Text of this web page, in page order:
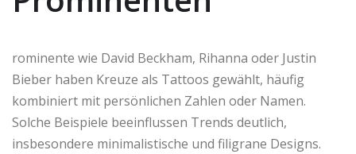
rominente wie David Beckham, Rihanna oder Justin
Bieber haben Kreuze als Tattoos gewählt, häufig
kombiniert mit persönlichen Zahlen oder Namen.
Solche Beispiele beeinflussen Trends deutlich,
insbesondere minimalistische und filigrane Designs.